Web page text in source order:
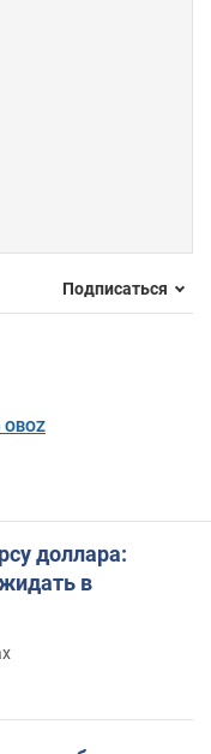
Подписаться
доллара:
в